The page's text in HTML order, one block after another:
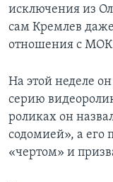
исключения из
сам Кремлев
отношения с
На этой неделе
серию
роликах он
содомией», а его
«чертом» и